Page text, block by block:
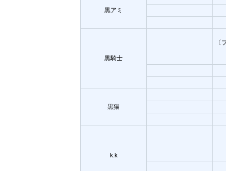
黒アミ
黒騎士
〔
黒猫
k.k